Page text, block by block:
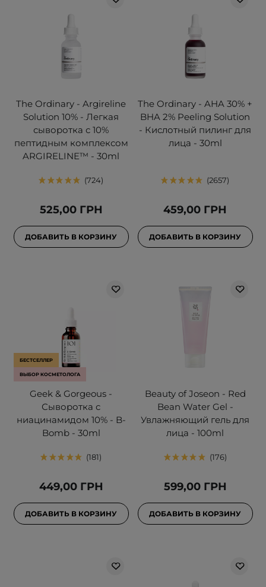
The Ordinary - Argireline
Solution 10% - Легкая
сыворотка с 10%
пептидным комплексом
ARGIRELINE™ - 30ml
724
525,00 ГРН
ДОБАВИТЬ В КОРЗИНУ
The Ordinary - AHA 30% +
BHA 2% Peeling Solution
- Кислотный пилинг для
лица - 30ml
2657
459,00 ГРН
ДОБАВИТЬ В КОРЗИНУ
БЕСТСЕЛЛЕР
ВЫБОР КОСМЕТОЛОГА
Geek & Gorgeous -
Сыворотка с
ниацинамидом 10% - B-
Bomb - 30ml
181
449,00 ГРН
ДОБАВИТЬ В КОРЗИНУ
Beauty of Joseon - Red
Bean Water Gel -
Увлажняющий гель для
лица - 100ml
176
599,00 ГРН
ДОБАВИТЬ В КОРЗИНУ